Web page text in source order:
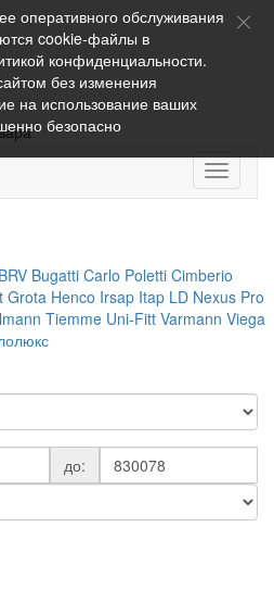
Toggle
BRV Bugatti Carlo Poletti Cimberio
Grota Henco Irsap Itap LD Nexus Pro
Tiemme Uni-Fitt Varmann Viega
до:
оперативного обслуживания
cookie-файлы в
конфиденциальности.
без изменения
на использование ваших
безопасно